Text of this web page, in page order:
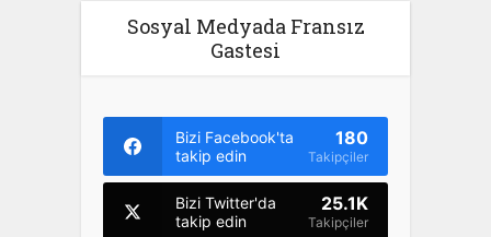
Sosyal Medyada Fransız
Gastesi
Bizi Facebook'ta
takip edin
180
Takipçiler
Bizi Twitter'da
takip edin
25.1K
Takipçiler